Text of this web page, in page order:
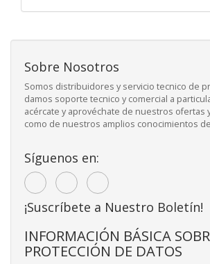
Sobre Nosotros
Somos distribuidores y servicio tecnico de
damos soporte tecnico y comercial a
acércate y aprovéchate de nuestros ofertas
como de nuestros amplios conocimientos
Síguenos en:
¡Suscríbete a Nuestro Boletín!
INFORMACIÓN BÁSICA
PROTECCIÓN DE DATOS